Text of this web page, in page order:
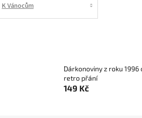
K Vánocům
Dárkonoviny z roku
retro přání
149 Kč